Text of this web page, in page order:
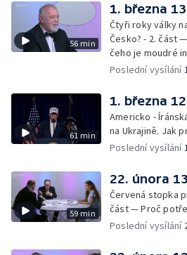
56 min
1. března
Čtyři roky války
Česko? - 2. část
čeho je moudré
Poslední vysílání
61 min
1. března
Americko -
na Ukrajině. Jak
Poslední vysílání
59 min
22. února
Červená stopka
část — Proč
Poslední vysílání